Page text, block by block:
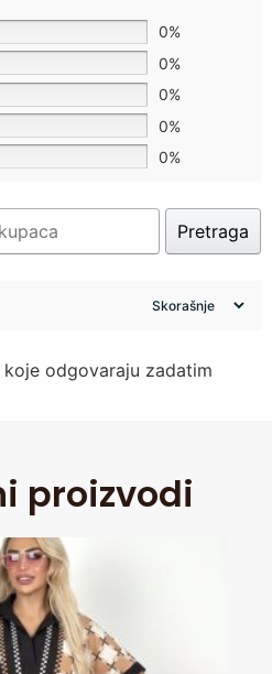
0%
0%
0%
0%
0%
Pretraga
odgovaraju zadatim
proizvodi